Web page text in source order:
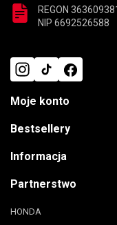
REGON
NIP 6692526588
Moje konto
Bestsellery
Informacja
Partnerstwo
HONDA